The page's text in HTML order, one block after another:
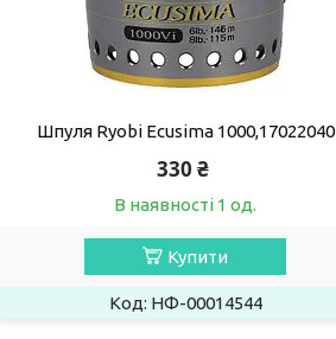
Шпуля Ryobi Ecusima 1000,17022040
330 ₴
В наявності 1 од.
Купити
НФ-00014544